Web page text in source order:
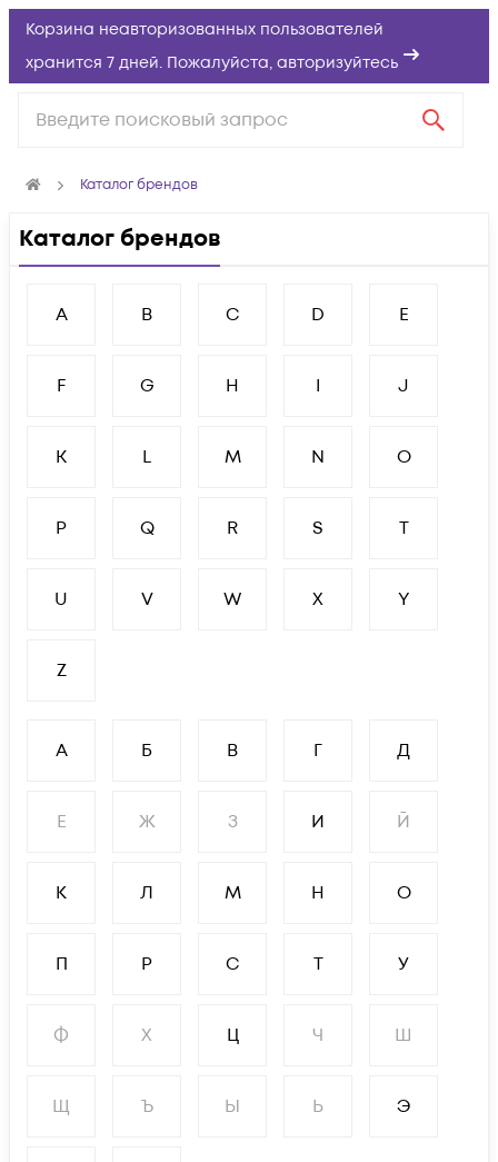
Корзина неавторизованных пользователей
хранится 7 дней. Пожалуйста, авторизуйтесь
Каталог брендов
Каталог брендов
A B C D E
F G H I J
K L M N O
P Q R S T
U V W X Y
Z
А Б В Г Д
Е Ж З И Й
К Л М Н О
П Р С Т У
Ф Х Ц Ч Ш
Щ Ъ Ы Ь Э